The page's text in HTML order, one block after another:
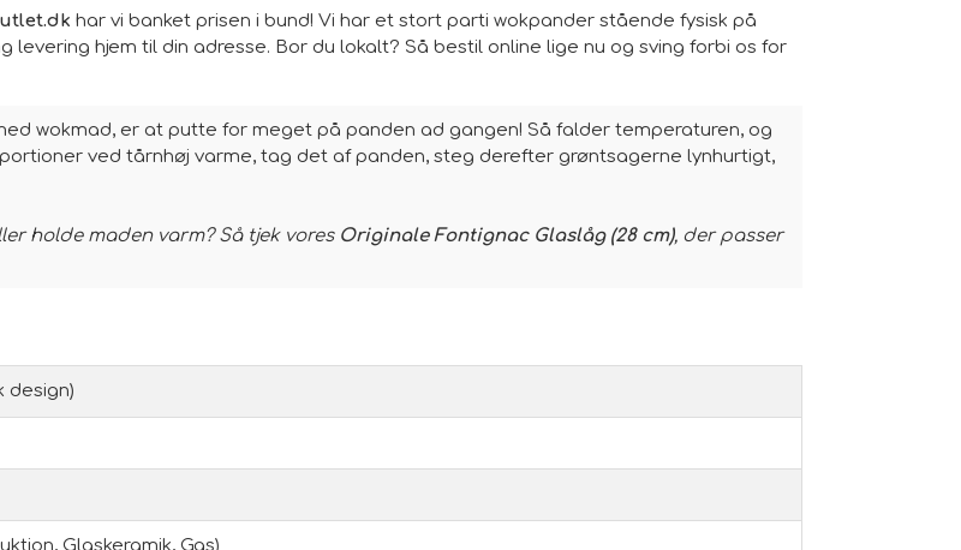
har vi banket prisen i bund! Vi har et stort parti wokpander stående fysisk på
levering hjem til din adresse. Bor du lokalt? Så bestil online lige nu og sving forbi os for
wokmad, er at putte for meget på panden ad gangen! Så falder temperaturen, og
ved tårnhøj varme, tag det af panden, steg derefter grøntsagerne lynhurtigt,
holde maden varm? Så tjek vores Originale Fontignac Glaslåg (28 cm), der passer
design)
Glaskeramik, Gas)